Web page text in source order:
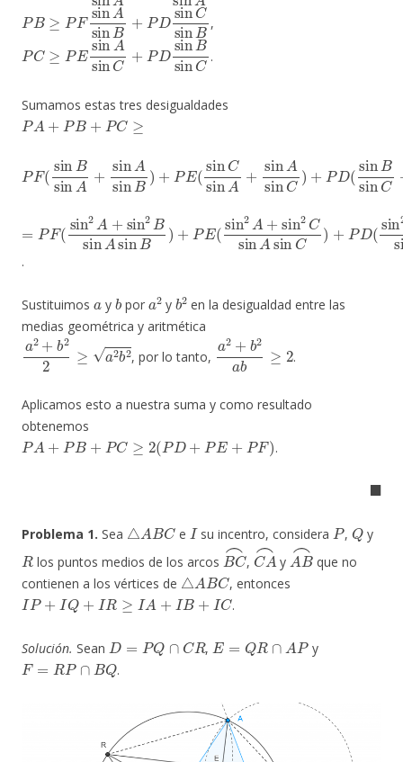
PB≥ sinAsinB DsinCsin
,
PC≥ sinAsinC DsinBsinC
.
Sumamos estas tres desigualdades
PA+PB+PC≥
sinBsin +sinAsin E(sinC A+sin A PD(sin
F(sin2A+sin2BsinA B)+PE(sin2A+sin2Csin Asin C)+
.
Sustituimos y
b
por
a2
y
b2
en la desigualdad entre las
medias geométrica y aritmética
a2+b22 2b2
, por lo tanto,
a2 +b2a ≥2
.
Aplicamos esto a nuestra suma y como resultado
obtenemos
PA+PB+PC 2( PD P E+PF
.
◼
Problema 1. Sea
△ ABC
e
I
su incentro, considera
P
,
Q
y
R
los puntos medios de los arcos
BC⌢
,
CA⌢
y
AB⌢
que no
contienen a los vértices de
△ABC
, entonces
IP+IQ+IR ≥ IA+IB+IC
.
Solución. Sean
D Q∩C
,
E= R∩A
y
F=RP∩BQ
.